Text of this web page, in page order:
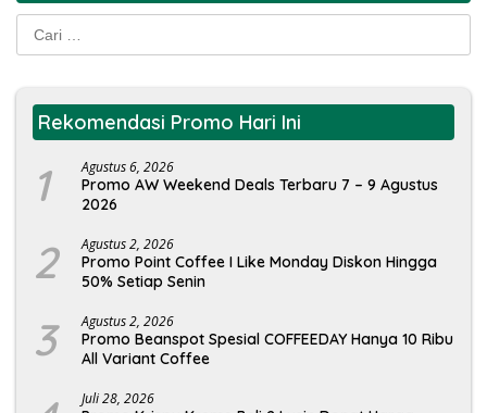
Cari
untuk:
Rekomendasi Promo Hari Ini
1 Agustus 6, 2026
Promo AW Weekend Deals Terbaru 7 – 9 Agustus
2026
2 Agustus 2, 2026
Promo Point Coffee I Like Monday Diskon Hingga
50% Setiap Senin
3 Agustus 2, 2026
Promo Beanspot Spesial COFFEEDAY Hanya 10 Ribu
All Variant Coffee
Juli 28, 2026